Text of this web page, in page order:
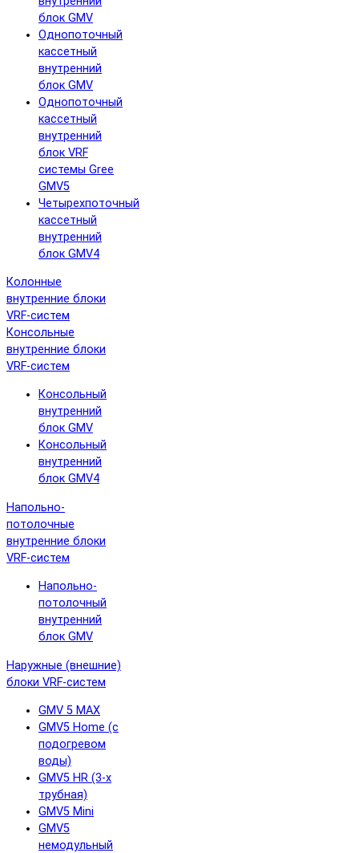
блок GMV
Однопоточный
кассетный
внутренний
блок GMV
Однопоточный
кассетный
внутренний
блок VRF
системы Gree
GMV5
Четырехпоточный
кассетный
внутренний
блок GMV4
Колонные
внутренние блоки
VRF-систем
Консольные
внутренние блоки
VRF-систем
Консольный
внутренний
блок GMV
Консольный
внутренний
блок GMV4
Напольно-
потолочные
внутренние блоки
VRF-систем
Напольно-
потолочный
внутренний
блок GMV
Наружные (внешние)
блоки VRF-систем
GMV 5 MAX
GMV5 Home (с
подогревом
воды)
GMV5 HR (3-х
трубная)
GMV5 Mini
GMV5
немодульный